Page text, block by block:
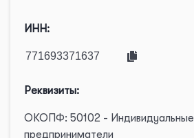
ИНН:
Реквизиты:
ОКОПФ: 50102 - Индивидуальные
предприниматели